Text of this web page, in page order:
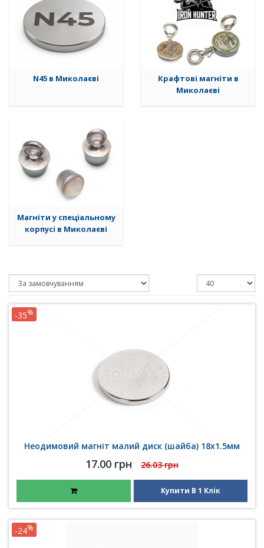
N45 в Миколаєві
Крафтові магніти в
Миколаєві
Магніти у спеціальному
корпусі в Миколаєві
Неодимовий магніт малий диск (шайба) 18х1.5мм
17.00 грн 26.03 грн
-35%
Купити В 1 Клік
-24%